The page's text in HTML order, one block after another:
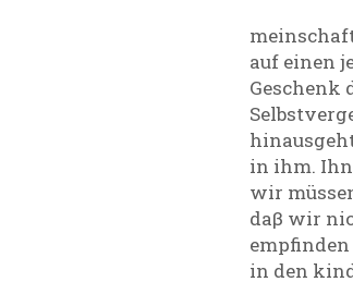
auf einen
Geschenk
in ihm.
wir
daβ wir
empfinden
in den